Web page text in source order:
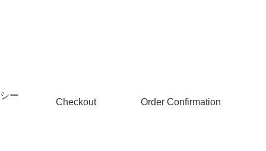
ー
Checkout Order Confirmation